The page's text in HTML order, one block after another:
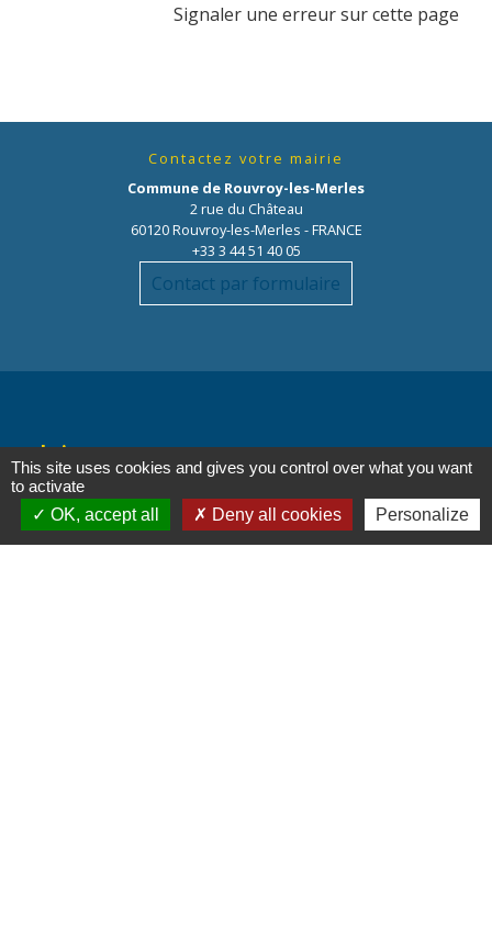
Signaler une erreur sur cette page
Contactez votre mairie
Commune de Rouvroy-les-Merles
2 rue du Château
60120 Rouvroy-les-Merles - FRANCE
+33 3 44 51 40 05
Contact par formulaire
Liens
Oise mobilité
Service Public
This site uses cookies and gives you control over what you want
to activate
OK, accept all
Deny all cookies Personalize